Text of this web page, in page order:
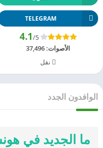
TELEGRAM
4.1/5
الأصوات: 37,496
نقل
الوافدون الجدد